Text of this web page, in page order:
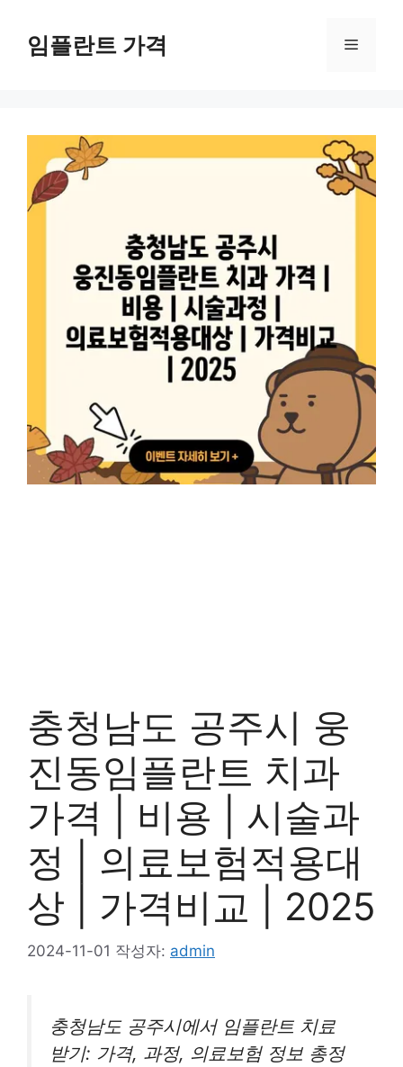
임플란트 가격 메
충청남도 공주시 웅
진동임플란트 치과
가격 | 비용 | 시술과
정 | 의료보험적용대
상 | 가격비교 | 2025
2024-11-01 작성자: admin
충청남도 공주시에서 임플란트 치료
받기: 가격, 과정, 의료보험 정보 총정